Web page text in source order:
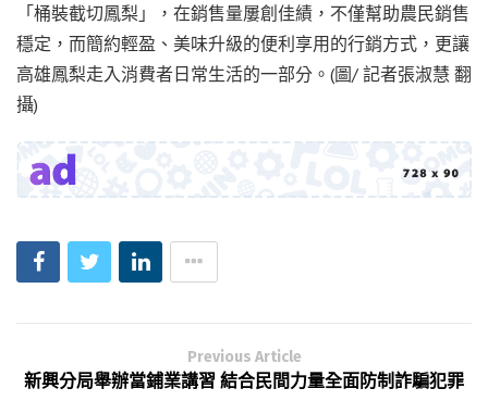
「桶裝截切鳳梨」，在銷售量屢創佳績，不僅幫助農民銷售
穩定，而簡約輕盈、美味升級的便利享用的行銷方式，更讓
高雄鳳梨走入消費者日常生活的一部分。(圖/ 記者張淑慧 翻
攝)
Previous Article
新興分局舉辦當鋪業講習 結合民間力量全面防制詐騙犯罪